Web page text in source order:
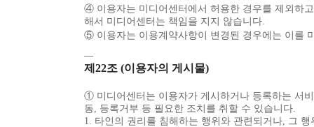
④ 이용자는 미디어센터에서 허용한 경우를 제외하
해서 미디어센터는 책임을 지지 않습니다.
⑤ 이용자는 이용계약사항이 변경된 경우에는 이를
제22조 (이용자의 게시물)
① 미디어센터는 이용자가 게시하거나 등록하는 서
동, 등록거부 등 필요한 조치를 취할 수 있습니다.
1. 타인의 권리를 침해하는 행위와 관련되거나, 그